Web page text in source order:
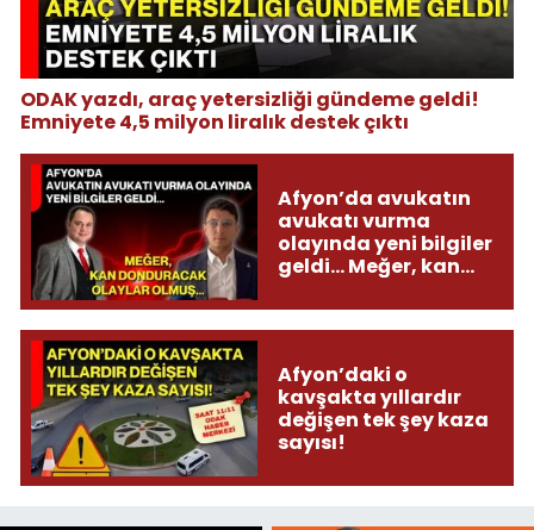
ODAK yazdı, araç yetersizliği gündeme geldi!
Emniyete 4,5 milyon liralık destek çıktı
Afyon’da avukatın
avukatı vurma
olayında yeni bilgiler
geldi... Meğer, kan
olmuş...
Afyon’daki o
kavşakta yıllardır
değişen tek şey kaza
sayısı!